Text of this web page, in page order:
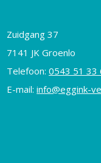
Zuidgang 37
7141 JK Groenlo
Telefoon:0543 51 33
E-mail:info@eggink-